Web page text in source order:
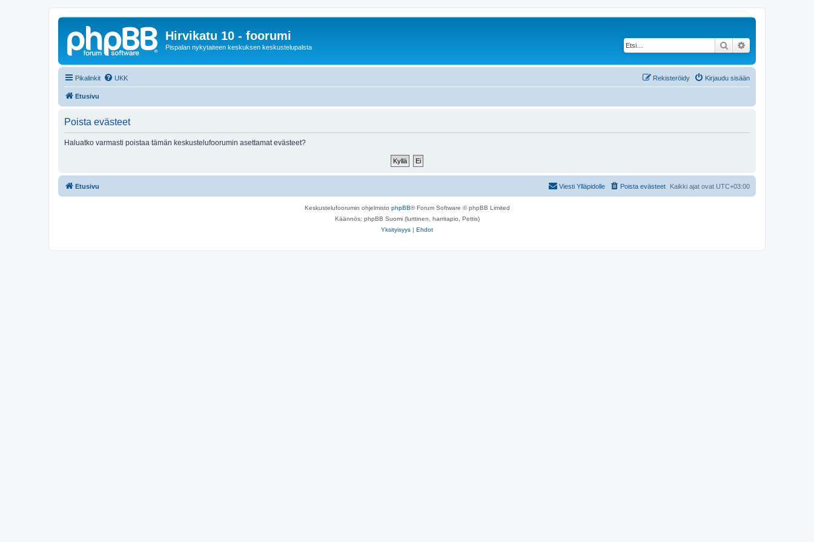
Hirvikatu 10 - foorumi
Pispalan nykytaiteen keskuksen keskustelupalsta Etsi
Pikalinkit UKK Kirjaudu sisään
Rekisteröidy
Etusivu
Poista evästeet
Haluatko varmasti poistaa tämän keskustelufoorumin asettamat evästeet?
Etusivu Kaikki ajat ovat UTC+03:00
Poista evästeet
Viesti Ylläpidolle
Keskustelufoorumin ohjelmisto phpBB® Forum Software © phpBB Limited
Käännös: phpBB Suomi (lurttinen, harritapio, Pettis)
Yksityisyys | Ehdot